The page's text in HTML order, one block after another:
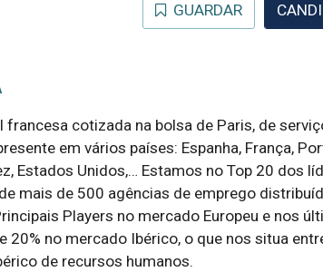
GUARDAR
francesa cotizada na bolsa de Paris, de
em vários países: Espanha, França,
Estados Unidos,… Estamos no Top 20 dos
mais de 500 agências de emprego
Players no mercado Europeu e nos
20% no mercado Ibérico, o que nos situa
de recursos humanos.